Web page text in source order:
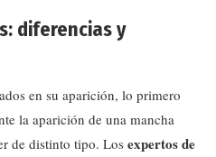
diferencias y
en su aparición, lo primero
la aparición de una mancha
de distinto tipo. Los expertos de